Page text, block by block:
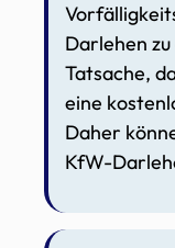
Darlehen
Tatsache,
eine
Daher
KfW-